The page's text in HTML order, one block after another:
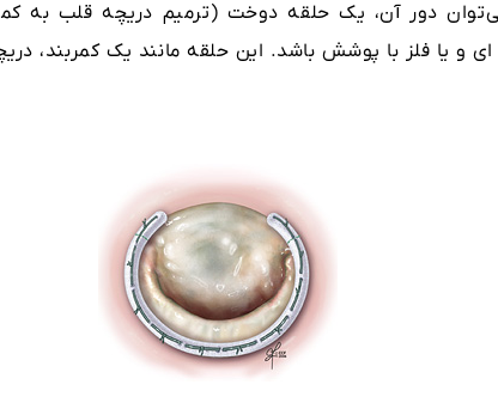
دور آن، یک حلقه دوخت (ترمیم دریچه قلب به
و یا فلز با پوشش باشد. این حلقه مانند یک کمربند،